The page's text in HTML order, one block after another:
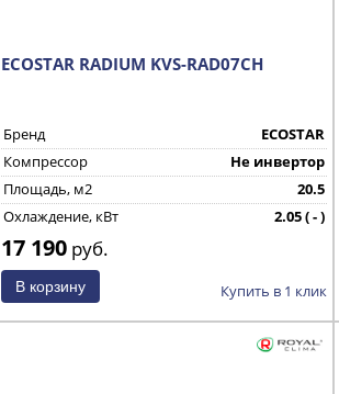
ECOSTAR RADIUM KVS-RAD07CH
Бренд
ECOSTAR
Компрессор
Не инвертор
Площадь, м2
20.5
Охлаждение, кВт
2.05 ( - )
Страна производства
17 190 руб.
Купить в 1 клик